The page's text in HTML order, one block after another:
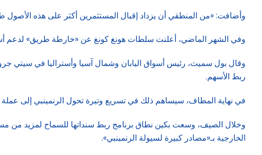
وأضافت: «من المنطقي أن يزداد إقبال المستثمرين أكثر على هذه الأصول
وفي الشهر الماضي، أعلنت سلطات هونغ كونغ عن «خارطة طريق» لدعم
وقال بول سميث، رئيس أسواق اليابان وشمال آسيا وأستراليا في سيتي
ربط الأسهم.
في نهاية المطاف، سيساهم ذلك في تسريع وتيرة تحول الرنمينبي إلى عملة
وخلال الصيف، وسعت بكين نطاق برنامج ربط سنداتها للسماح لمزيد من
الخارجية بـ«مصادر كبيرة لسيولة الرنمينبي».